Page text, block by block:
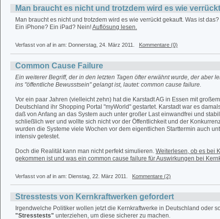
Man braucht es nicht und trotzdem wird es wie
Man braucht es nicht und trotzdem wird es wie verrückt gekauft. Was ist das?
Ein iPhone? Ein iPad? Nein!Auflösung lesen.
Verfasst von af in am: Donnerstag, 24. März 2011. Kommentare (0)
Common Cause Failure
Ein weiterer Begriff, der in den letzten Tagen öfter erwähnt wurde, der aber
ins "öffentliche Bewusstsein" gelangt ist, lautet: common cause failure.
Vor ein paar Jahren (vielleicht zehn) hat die Karstadt AG in Essen mit
Deutschland ihr Shopping Portal "myWorld" gestartet. Karstadt war es
daß von Anfang an das System auch unter großer Last einwandfrei und
schließlich wer und wollte sich nicht vor der Öffentlichkeit und der
wurden die Systeme viele Wochen vor dem eigentlichen Starttermin auch
intensiv getestet.
Doch die Realität kann man nicht perfekt simulieren. Weiterlesen, ob es bei
gekommen ist und was ein common cause failure für Auswirkungen bei
Verfasst von af in am: Dienstag, 22. März 2011. Kommentare (2)
Stresstests von Kernkraftwerken gefordert
Irgendwelche Politiker wollen jetzt die Kernkraftwerke in Deutschland oder
"Stresstests" unterziehen, um diese sicherer zu machen.